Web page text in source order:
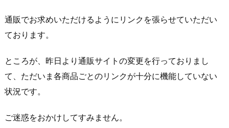
通販でお求めいただけるようにリンクを張らせていただい
ております。
ところが、昨日より通販サイトの変更を行っておりまし
て、ただいま各商品ごとのリンクが十分に機能していない
状況です。
ご迷惑をおかけしてすみません。